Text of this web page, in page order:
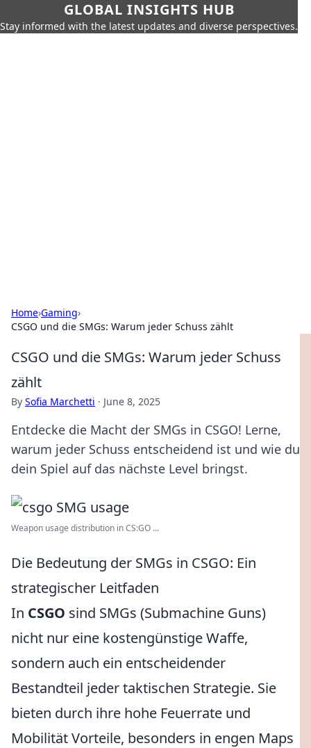
GLOBAL INSIGHTS HUB
Stay informed with the latest updates and diverse perspectives.
Home›Gaming›
CSGO und die SMGs: Warum jeder Schuss zählt
CSGO und die SMGs: Warum jeder Schuss
zählt
By Sofia Marchetti · June 8, 2025
Entdecke die Macht der SMGs in CSGO! Lerne,
warum jeder Schuss entscheidend ist und wie du
dein Spiel auf das nächste Level bringst.
Weapon usage distribution in CS:GO ...
Die Bedeutung der SMGs in CSGO: Ein
strategischer Leitfaden
In CSGO sind SMGs (Submachine Guns)
nicht nur eine kostengünstige Waffe,
sondern auch ein entscheidender
Bestandteil jeder taktischen Strategie. Sie
bieten durch ihre hohe Feuerrate und
Mobilität Vorteile, besonders in engen Maps